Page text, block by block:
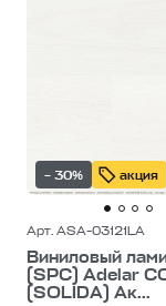
– 30% акция
Арт. ASA-03121LA
Виниловый
(SPC) Adelar
(SOLIDA) Ак...